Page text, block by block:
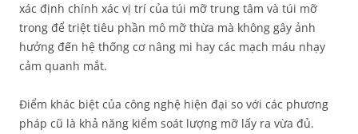
xác định chính xác vị trí của túi mỡ trung tâm và túi mỡ
trong để triệt tiêu phần mô mỡ thừa mà không gây ảnh
hưởng đến hệ thống cơ nâng mi hay các mạch máu nhạy
cảm quanh mắt.
Điểm khác biệt của công nghệ hiện đại so với các phương
pháp cũ là khả năng kiểm soát lượng mỡ lấy ra vừa đủ.